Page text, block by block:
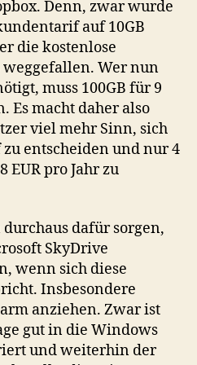
Denn, zwar wurde
auf 10GB
die kostenlose
weggefallen. Wer nun
muss 100GB für 9
Es macht daher also
viel mehr Sinn, sich
entscheiden und nur 4
EUR pro Jahr zu
dafür sorgen,
SkyDrive
wenn sich diese
Insbesondere
anziehen. Zwar ist
gut in die Windows
und weiterhin der